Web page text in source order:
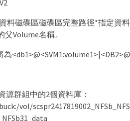
料磁碟區磁碟區完整路徑*指定資
父Volume名稱。
源群組中的2個資料庫：
vol/